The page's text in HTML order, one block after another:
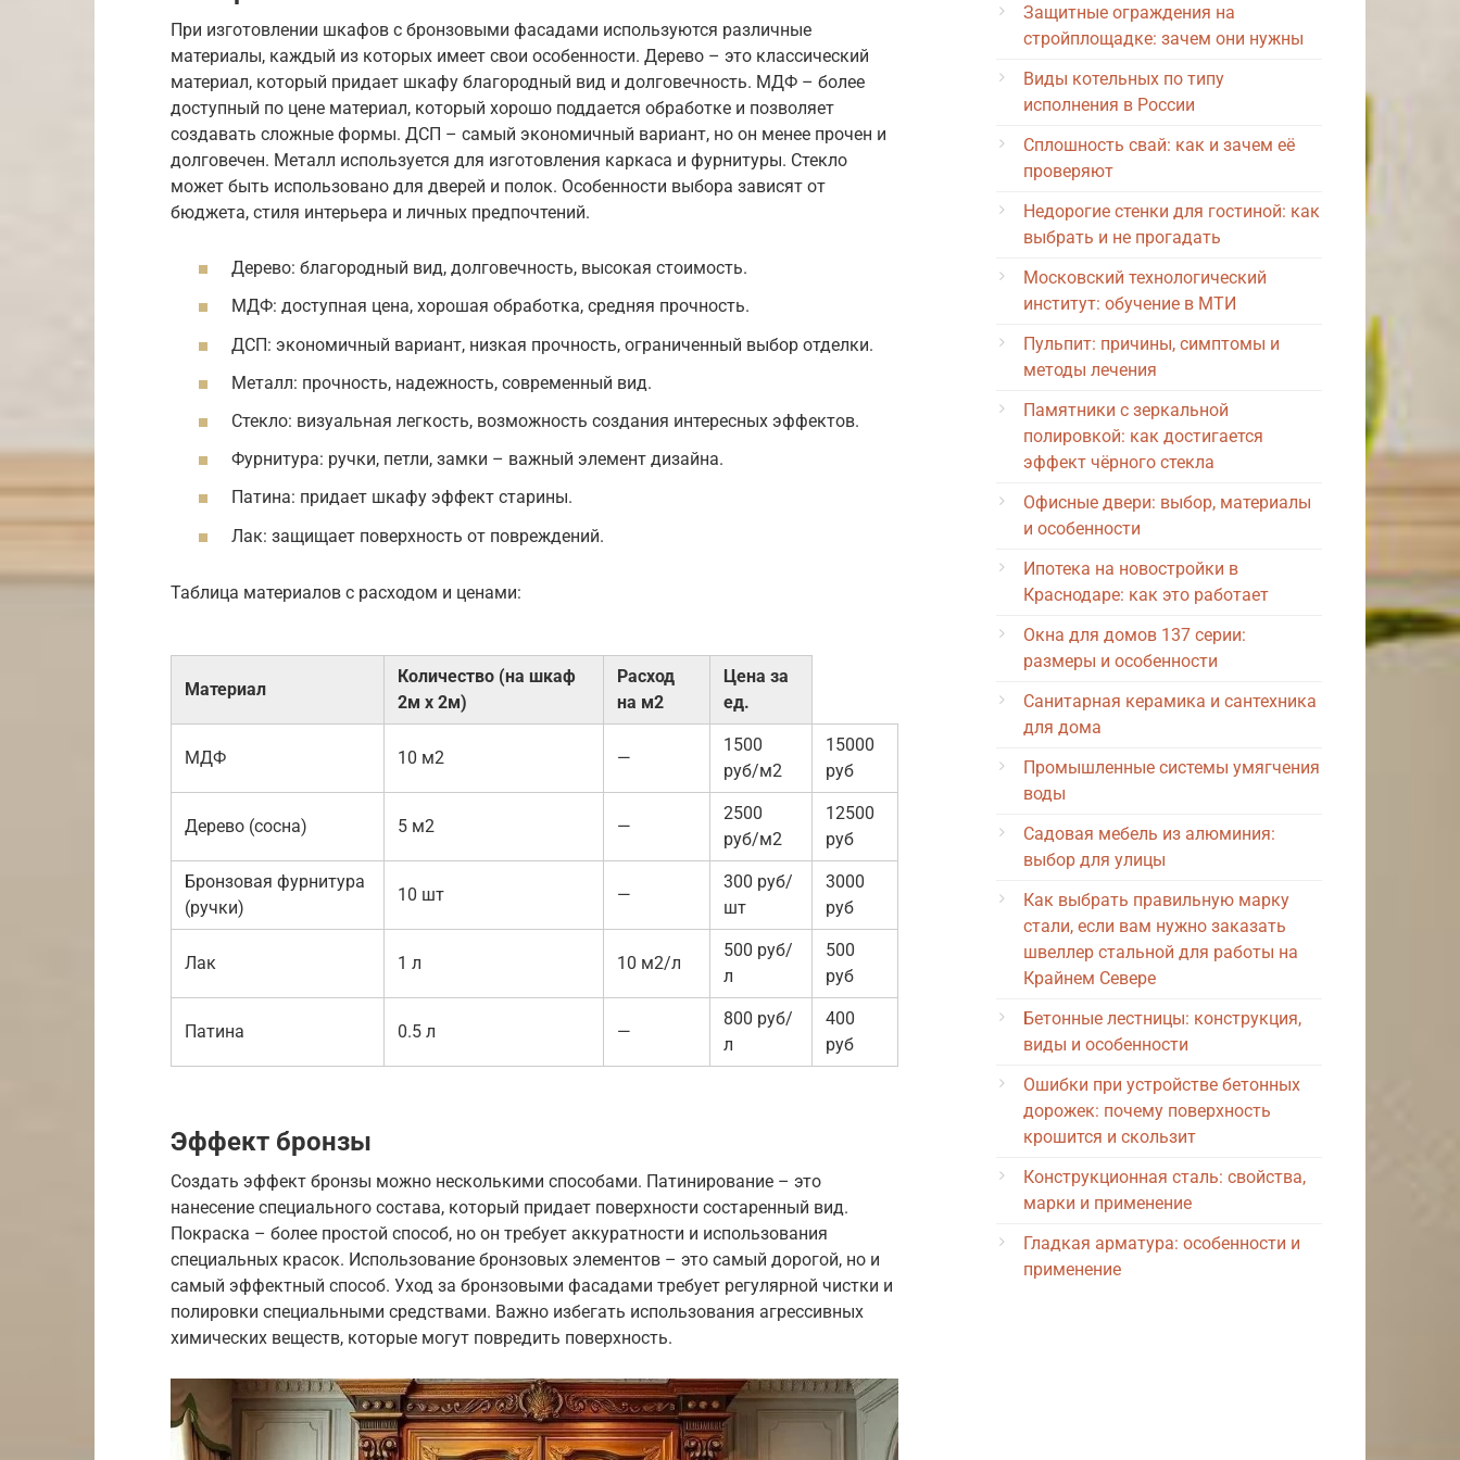
При изготовлении шкафов с бронзовыми фасадами используются различные
материалы, каждый из которых имеет свои особенности. Дерево – это классический
материал, который придает шкафу благородный вид и долговечность. МДФ – более
доступный по цене материал, который хорошо поддается обработке и позволяет
создавать сложные формы. ДСП – самый экономичный вариант, но он менее прочен и
долговечен. Металл используется для изготовления каркаса и фурнитуры. Стекло
может быть использовано для дверей и полок. Особенности выбора зависят от
бюджета, стиля интерьера и личных предпочтений.
Дерево: благородный вид, долговечность, высокая стоимость.
МДФ: доступная цена, хорошая обработка, средняя прочность.
ДСП: экономичный вариант, низкая прочность, ограниченный выбор отделки.
Металл: прочность, надежность, современный вид.
Стекло: визуальная легкость, возможность создания интересных эффектов.
Фурнитура: ручки, петли, замки – важный элемент дизайна.
Патина: придает шкафу эффект старины.
Лак: защищает поверхность от повреждений.
Таблица материалов с расходом и ценами:
Материал
Количество (на шкаф
2м х 2м)
Расход
на м2
Цена за
ед.
МДФ 10 м2 —
1500
руб/м2
15000
руб
Дерево (сосна) 5 м2 —
2500
руб/м2
12500
руб
Бронзовая фурнитура
(ручки)
10 шт —
300 руб/
шт
3000
руб
Лак 1 л 10 м2/л
500 руб/
л
500
руб
Патина 0.5 л —
800 руб/
л
400
руб
Эффект бронзы
Создать эффект бронзы можно несколькими способами. Патинирование – это
нанесение специального состава, который придает поверхности состаренный вид.
Покраска – более простой способ, но он требует аккуратности и использования
специальных красок. Использование бронзовых элементов – это самый дорогой, но и
самый эффектный способ. Уход за бронзовыми фасадами требует регулярной чистки и
полировки специальными средствами. Важно избегать использования агрессивных
химических веществ, которые могут повредить поверхность.
Защитные ограждения на
стройплощадке: зачем они нужны
Виды котельных по типу
исполнения в России
Сплошность свай: как и зачем её
проверяют
Недорогие стенки для гостиной: как
выбрать и не прогадать
Московский технологический
институт: обучение в МТИ
Пульпит: причины, симптомы и
методы лечения
Памятники с зеркальной
полировкой: как достигается
эффект чёрного стекла
Офисные двери: выбор, материалы
и особенности
Ипотека на новостройки в
Краснодаре: как это работает
Окна для домов 137 серии:
размеры и особенности
Санитарная керамика и сантехника
для дома
Промышленные системы умягчения
воды
Садовая мебель из алюминия:
выбор для улицы
Как выбрать правильную марку
стали, если вам нужно заказать
швеллер стальной для работы на
Крайнем Севере
Бетонные лестницы: конструкция,
виды и особенности
Ошибки при устройстве бетонных
дорожек: почему поверхность
крошится и скользит
Конструкционная сталь: свойства,
марки и применение
Гладкая арматура: особенности и
применение